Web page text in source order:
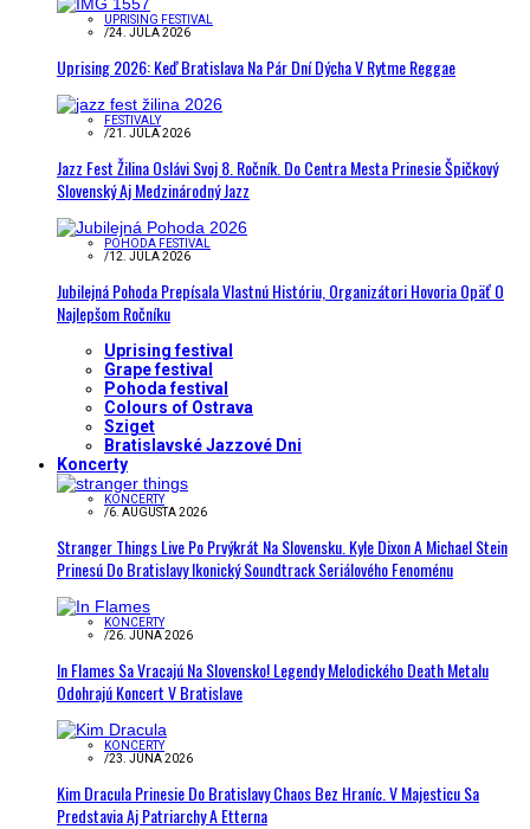
UPRISING FESTIVAL
/24. JÚLA 2026
Uprising 2026: Keď Bratislava Na Pár Dní Dýcha V Rytme Reggae
FESTIVALY
/21. JÚLA 2026
Jazz Fest Žilina Oslávi Svoj 8. Ročník. Do Centra Mesta Prinesie Špičkový
Slovenský Aj Medzinárodný Jazz
POHODA FESTIVAL
/12. JÚLA 2026
Jubilejná Pohoda Prepísala Vlastnú Históriu, Organizátori Hovoria Opäť O
Najlepšom Ročníku
Uprising festival
Grape festival
Pohoda festival
Colours of Ostrava
Sziget
Bratislavské Jazzové Dni
Koncerty
KONCERTY
/6. AUGUSTA 2026
Stranger Things Live Po Prvýkrát Na Slovensku. Kyle Dixon A Michael Stein
Prinesú Do Bratislavy Ikonický Soundtrack Seriálového Fenoménu
KONCERTY
/26. JÚNA 2026
In Flames Sa Vracajú Na Slovensko! Legendy Melodického Death Metalu
Odohrajú Koncert V Bratislave
KONCERTY
/23. JÚNA 2026
Kim Dracula Prinesie Do Bratislavy Chaos Bez Hraníc. V Majesticu Sa
Predstavia Aj Patriarchy A Etterna